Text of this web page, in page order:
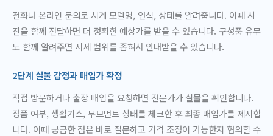
전화나 온라인 문의로 시계 모델명, 연식, 상태를 알려줍니다. 이때 사
진을 함께 전달하면 더 정확한 예상가를 받을 수 있습니다. 구성품 유무
도 함께 알려주면 시세 범위를 좁혀서 안내받을 수 있습니다.
2단계 실물 감정과 매입가 확정
직접 방문하거나 출장 매입을 요청하면 전문가가 실물을 확인합니다.
정품 여부, 생활기스, 무브먼트 상태를 체크한 후 최종 매입가를 제시합
니다. 이때 궁금한 점은 바로 질문하고 가격 조정이 가능한지 협의할 수